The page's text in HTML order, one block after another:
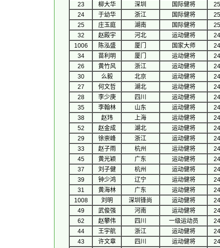
23
柳大华 深圳 国际健将
24
于幼华 浙江 国际健将
25
庄玉庭 湖南 国际健将
32
赵殿宇 河北 运动健将
1006
陈泓盛 厦门 国家大师
34
苗利明 厦门 运动健将
26
黄竹风 浙江 运动健将
30
么毅 北京 运动健将
27
何文哲 湖北 运动健将
28
李少庚 四川 运动健将
35
李翰林 山东 运动健将
38
赵玮 上海 运动健将
52
赵金成 湖北 运动健将
29
徐崇峰 浙江 运动健将
33
赵子雨 杭州 运动健将
45
黄光颖 广东 运动健将
37
刘子健 杭州 运动健将
39
钟少鸿 辽宁 运动健将
31
黄海林 广东 运动健将
1008
刘明 深圳锋尚 运动健将
49
武俊强 河南 运动健将
62
赵攀伟 四川 一级运动员
44
王宇航 浙江 运动健将
43
许文章 四川 运动健将